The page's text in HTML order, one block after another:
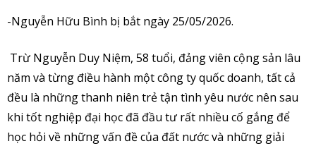
-Nguyễn Hữu Bình bị bắt ngày 25/05/2026.
Trừ Nguyễn Duy Niệm, 58 tuổi, đảng viên cộng sản lâu
năm và từng điều hành một công ty quốc doanh, tất cả
đều là những thanh niên trẻ tận tình yêu nước nên sau
khi tốt nghiệp đại học đã đầu tư rất nhiều cố gắng để
học hỏi về những vấn đề của đất nước và những giải